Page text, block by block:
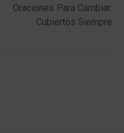
Oraciones Para Cambiar:
Cubiertos Siempre